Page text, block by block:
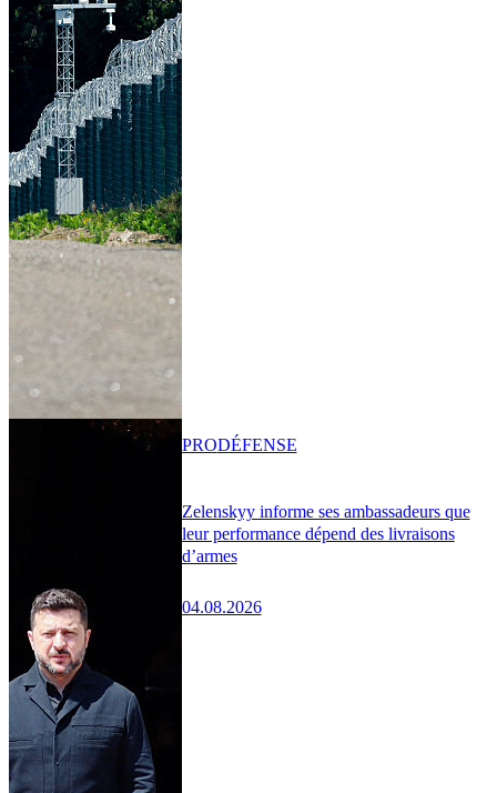
Zelenskyy informe ses ambassadeurs que
leur performance dépend des livraisons
d’armes
04.08.2026
PRODÉFENSE